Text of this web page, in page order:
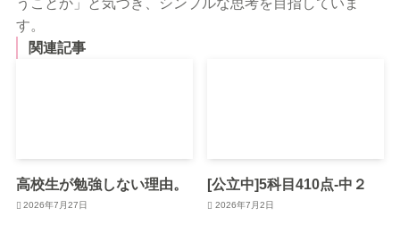
す。
関連記事
高校生が勉強しない理由。
2026年7月27日
[公立中]5科目410点-中２
2026年7月2日